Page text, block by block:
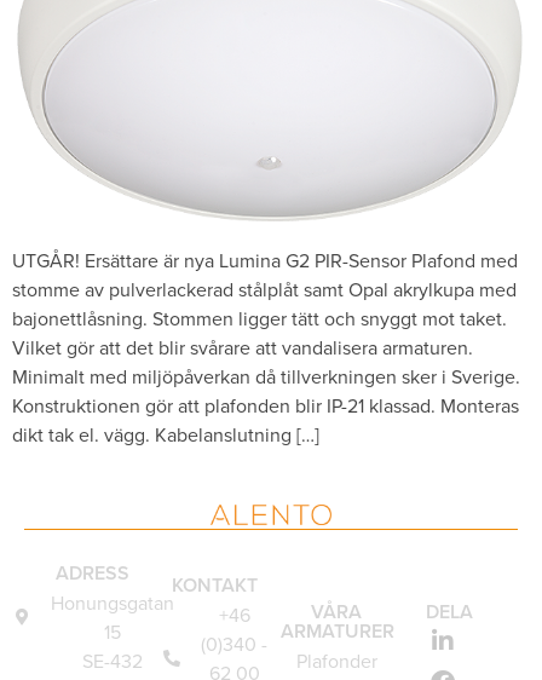
UTGÅR! Ersättare är nya Lumina G2 PIR-Sensor Plafond med
stomme av pulverlackerad stålplåt samt Opal akrylkupa med
bajonettlåsning. Stommen ligger tätt och snyggt mot taket.
Vilket gör att det blir svårare att vandalisera armaturen.
Minimalt med miljöpåverkan då tillverkningen sker i Sverige.
Konstruktionen gör att plafonden blir IP-21 klassad. Monteras
dikt tak el. vägg. Kabelanslutning […]
ADRESS
Honungsgatan
15
SE-432
KONTAKT
+46
(0)340 -
62 00
VÅRA
ARMATURER
Plafonder
DELA